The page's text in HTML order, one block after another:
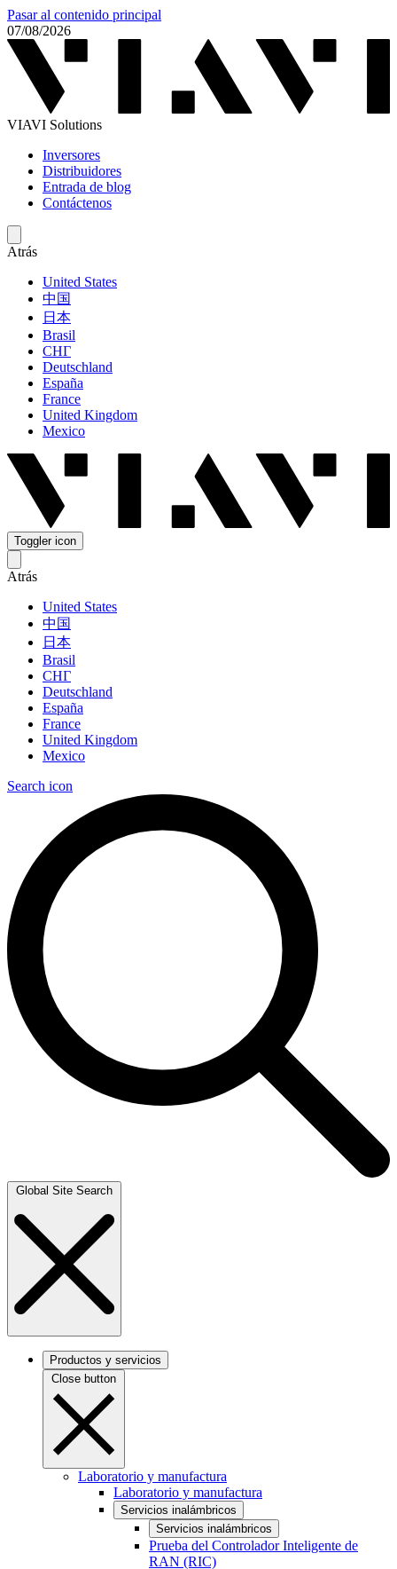
Pasar al contenido principal
07/08/2026
VIAVI Solutions
Inversores
Distribuidores
Entrada de blog
Contáctenos
Atrás
United States
中国
日本
Brasil
СНГ
Deutschland
España
France
United Kingdom
Mexico
Toggler icon
Atrás
United States
中国
日本
Brasil
СНГ
Deutschland
España
France
United Kingdom
Mexico
Search icon
Global Site Search
Productos y servicios
Close button
Laboratorio y manufactura
Laboratorio y manufactura
Servicios inalámbricos
Servicios inalámbricos
Prueba del Controlador Inteligente de
RAN (RIC)